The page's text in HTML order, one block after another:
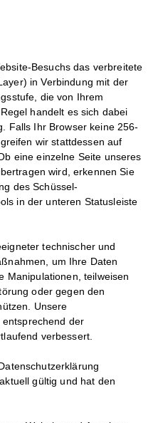
Besuchs das verbreitete
in Verbindung mit der
die von Ihrem
handelt es sich dabei
Falls Ihr Browser keine 256-
wir stattdessen auf
eine einzelne Seite unseres
wird, erkennen Sie
des Schüssel-
in der unteren Statusleiste
technischer und
um Ihre Daten
Manipulationen, teilweisen
oder gegen den
Unsere
der
verbessert.
gültig und hat den